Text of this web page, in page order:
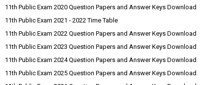
11th Public Exam 2020 Question Papers and Answer Keys Download
11th Public Exam 2021 - 2022 Time Table
11th Public Exam 2022 Question Papers and Answer Keys Download
11th Public Exam 2023 Question Papers and Answer Keys Download
11th Public Exam 2024 Question Papers and Answer Keys Download
11th Public Exam 2025 Question Papers and Answer Keys Download